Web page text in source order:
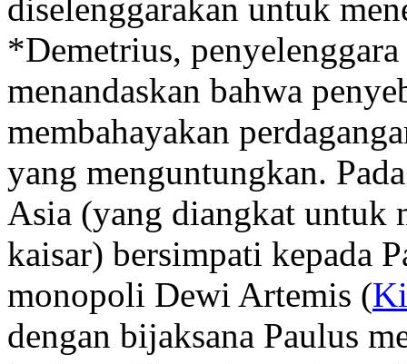
diselenggarakan untuk
*Demetrius,
menandaskan bahwa
membahayakan
yang menguntungkan.
Asia (yang diangkat untuk
kaisar) bersimpati kepada
monopoli Dewi Artemis (
dengan bijaksana Paulus